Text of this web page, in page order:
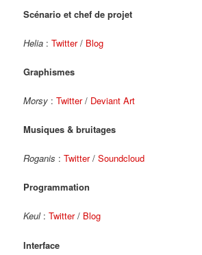
Scénario et chef de projet
Helia :Twitter/ Blog
Graphismes
Morsy :Twitter/ Deviant Art
Musiques & bruitages
Roganis :Twitter/Soundcloud
Programmation
Keul:Twitter/ Blog
Interface